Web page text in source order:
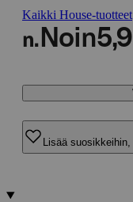
Kaikki House-tuotteet
n. Noin
Lisää